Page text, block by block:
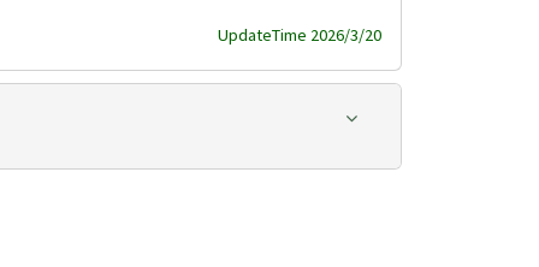
UpdateTime 2026/3/20